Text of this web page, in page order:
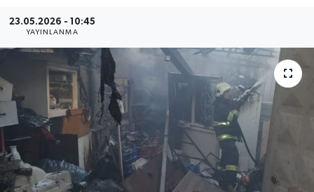
23.05.2026 - 10:45
YAYINLANMA
Haber Arşivi